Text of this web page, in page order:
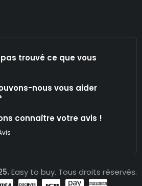
trouvé ce que vous
nous vous aider
connaître votre avis !
Easy to buy. Tous droits réservés.